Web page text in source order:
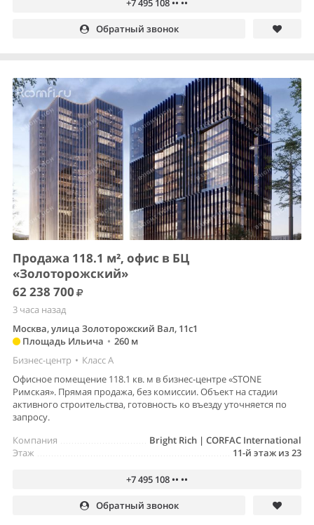
+7 495 108 •• ••
Обратный звонок
Продажа 118.1 м², офис в БЦ
«Золоторожский»
62 238 700
3 часа назад
Москва, улица Золоторожский Вал, 11с1
Площадь Ильича • 260 м
Бизнес-центр • Класс A
Офисное помещение 118.1 кв. м в бизнес-центре «STONE
Римская». Прямая продажа, без комиссии. Объект на стадии
активного строительства, готовность ко въезду уточняется по
запросу.
Bright Rich | CORFAC International
Компания
11-й этаж из 23
Этаж
+7 495 108 •• ••
Обратный звонок